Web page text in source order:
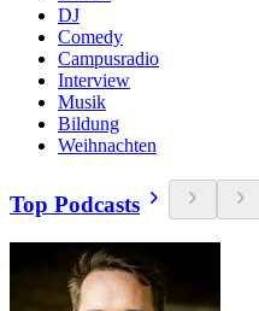
DJ
Comedy
Campusradio
Interview
Musik
Bildung
Weihnachten
Top Podcasts